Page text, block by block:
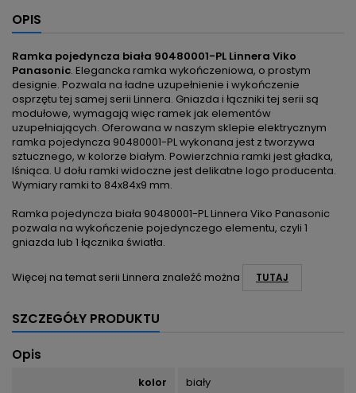
OPIS
Ramka pojedyncza biała 90480001-PL Linnera Viko
Panasonic. Elegancka ramka wykończeniowa, o prostym
designie. Pozwala na ładne uzupełnienie i wykończenie
osprzętu tej samej serii Linnera. Gniazda i łączniki tej serii są
modułowe, wymagają więc ramek jak elementów
uzupełniających. Oferowana w naszym sklepie elektrycznym
ramka pojedyncza 90480001-PL wykonana jest z tworzywa
sztucznego, w kolorze białym. Powierzchnia ramki jest gładka,
lśniąca. U dołu ramki widoczne jest delikatne logo producenta.
Wymiary ramki to 84x84x9 mm.
Ramka pojedyncza biała 90480001-PL Linnera Viko Panasonic
pozwala na wykończenie pojedynczego elementu, czyli 1
gniazda lub 1 łącznika światła.
Więcej na temat serii Linnera znaleźć można TUTAJ
SZCZEGÓŁY PRODUKTU
Opis
kolor biały